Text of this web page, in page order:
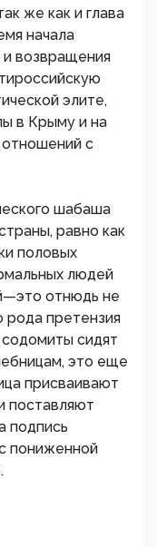
же как и глава
начала
и возвращения
элите,
в Крыму и на
с
шабаша
равно как
половых
людей
отнюдь не
рода претензия
сидят
это еще
присваивают
поставляют
подпись
пониженной